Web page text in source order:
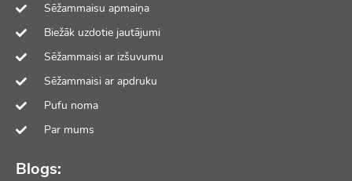
Sēžammaisu apmaiņa
Biežāk uzdotie jautājumi
Sēžammaisi ar izšuvumu
Sēžammaisi ar apdruku
Pufu noma
Par mums
Blogs: